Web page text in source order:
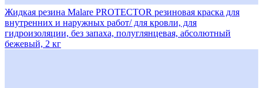
Жидкая резина Malare PROTECTOR резиновая краска для
внутренних и наружных работ/ для кровли, для
гидроизоляции, без запаха, полуглянцевая, абсолютный
бежевый, 2 кг